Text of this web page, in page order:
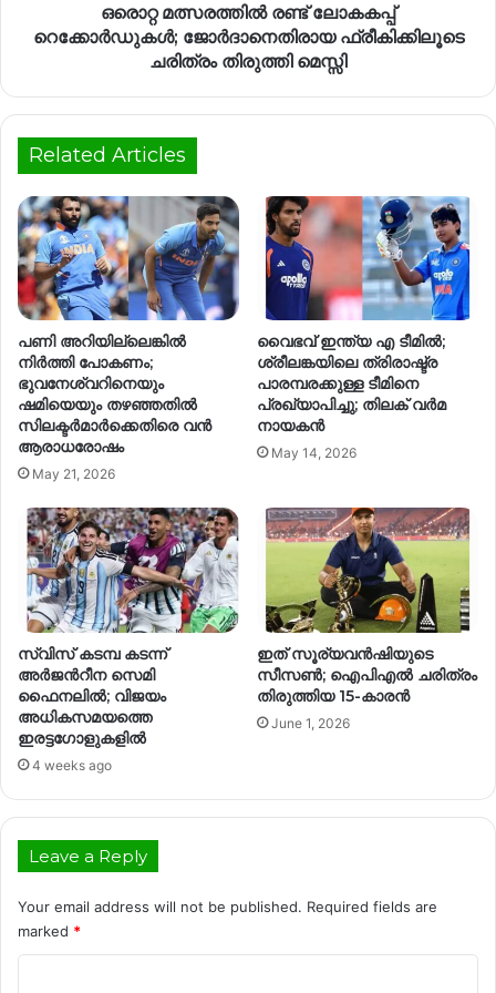
ഒരൊറ്റ മത്സരത്തിൽ രണ്ട് ലോകകപ്പ്
റെക്കോർഡുകൾ; ജോർദാനെതിരായ ഫ്രീകിക്കിലൂടെ
ചരിത്രം തിരുത്തി മെസ്സി
Related Articles
പണി അറിയില്ലെങ്കിൽ
നിർത്തി പോകണം;
ഭുവനേശ്വറിനെയും
ഷമിയെയും തഴഞ്ഞതിൽ
സിലക്ടർമാർക്കെതിരെ വൻ
ആരാധരോഷം
May 21, 2026
വൈഭവ് ഇന്ത്യ എ ടീമിൽ;
ശ്രീലങ്കയിലെ ത്രിരാഷ്ട്ര
പാരമ്പരക്കുള്ള ടീമിനെ
പ്രഖ്യാപിച്ചു; തിലക് വർമ
നായകൻ
May 14, 2026
സ്വിസ് കടമ്പ കടന്ന്
അർജന്‍റീന സെമി
ഫൈനലിൽ; വിജയം
അധികസമയത്തെ
ഇരട്ടഗോളുകളിൽ
4 weeks ago
ഇത് സൂര്യവൻഷിയുടെ
സീസൺ; ഐപിഎൽ ചരിത്രം
തിരുത്തിയ 15-കാരൻ
June 1, 2026
Leave a Reply
Your email address will not be published. Required fields are
marked *